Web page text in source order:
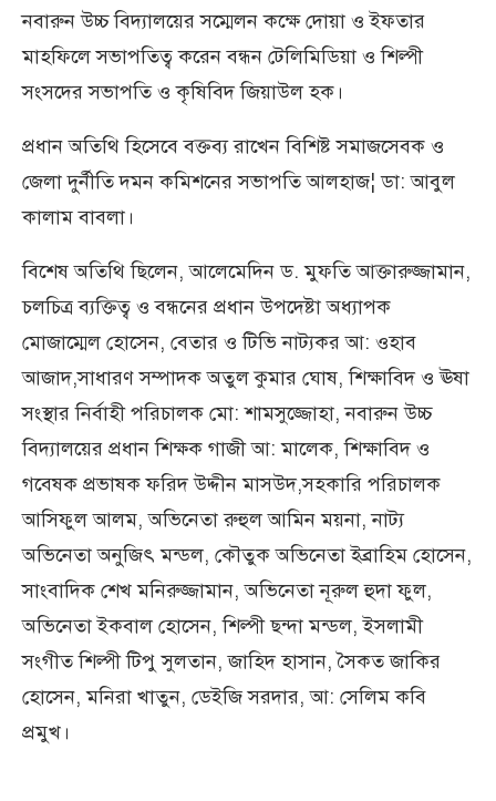
নবারুন উচ্চ বিদ্যালয়ের সম্মেলন কক্ষে দোয়া ও ইফতার
মাহফিলে সভাপতিত্ব করেন বন্ধন টেলিমিডিয়া ও শিল্পী
সংসদের সভাপতি ও কৃষিবিদ জিয়াউল হক।
প্রধান অতিথি হিসেবে বক্তব্য রাখেন বিশিষ্ট সমাজসেবক ও
জেলা দুর্নীতি দমন কমিশনের সভাপতি আলহাজ¦ ডা: আবুল
কালাম বাবলা।
বিশেষ অতিথি ছিলেন, আলেমেদিন ড. মুফতি আক্তারুজ্জামান,
চলচিত্র ব্যক্তিত্ব ও বন্ধনের প্রধান উপদেষ্টা অধ্যাপক
মোজাম্মেল হোসেন, বেতার ও টিভি নাট্যকর আ: ওহাব
আজাদ,সাধারণ সম্পাদক অতুল কুমার ঘোষ, শিক্ষাবিদ ও ঊষা
সংস্থার নির্বাহী পরিচালক মো: শামসুজ্জোহা, নবারুন উচ্চ
বিদ্যালয়ের প্রধান শিক্ষক গাজী আ: মালেক, শিক্ষাবিদ ও
গবেষক প্রভাষক ফরিদ উদ্দীন মাসউদ,সহকারি পরিচালক
আসিফুল আলম, অভিনেতা রুহুল আমিন ময়না, নাট্য
অভিনেতা অনুজিৎ মন্ডল, কৌতুক অভিনেতা ইব্রাহিম হোসেন,
সাংবাদিক শেখ মনিরুজ্জামান, অভিনেতা নূরুল হুদা ফুল,
অভিনেতা ইকবাল হোসেন, শিল্পী ছন্দা মন্ডল, ইসলামী
সংগীত শিল্পী টিপু সুলতান, জাহিদ হাসান, সৈকত জাকির
হোসেন, মনিরা খাতুন, ডেইজি সরদার, আ: সেলিম কবি
প্রমুখ।